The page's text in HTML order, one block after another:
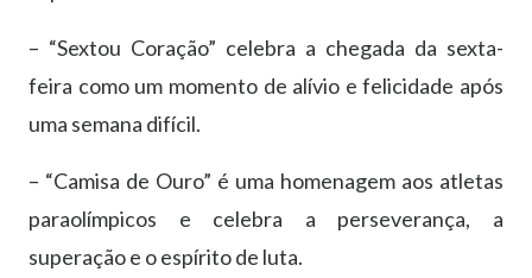
– “Sextou Coração” celebra a chegada da sexta-
feira como um momento de alívio e felicidade após
uma semana difícil.
– “Camisa de Ouro” é uma homenagem aos atletas
paraolímpicos e celebra a perseverança, a
superação e o espírito de luta.